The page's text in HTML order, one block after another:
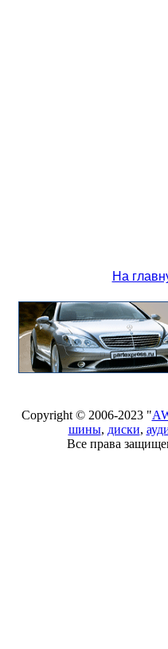
На
Copyright © 2006-2023 "
шины, диски,
Все права